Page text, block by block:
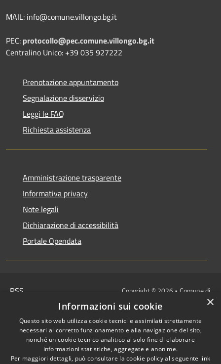
MAIL: info@comune.villongo.bg.it
PEC: protocollo@pec.comune.villongo.bg.it
Centralino Unico: +39 035 927222
Prenotazione appuntamento
Segnalazione disservizio
Leggi le FAQ
Richiesta assistenza
Amministrazione trasparente
Informativa privacy
Note legali
Dichiarazione di accessibilità
Portale Opendata
RSS
Cookie
Mappa del sito
IBAN COMUNALI: per i cittadini
Copyright © 2026 • Comune di
Villongo • Powered by
redazione
×
Informazioni sui cookie
Questo sito web utilizza cookie tecnici e assimilati strettamente
necessari al corretto funzionamento e alla navigazione del sito,
nonché un cookie tecnico analitico al solo fine di elaborare
informazioni statistiche, aggregate e anonime.
Per maggiori dettagli, può consultare la cookie policy al seguente link